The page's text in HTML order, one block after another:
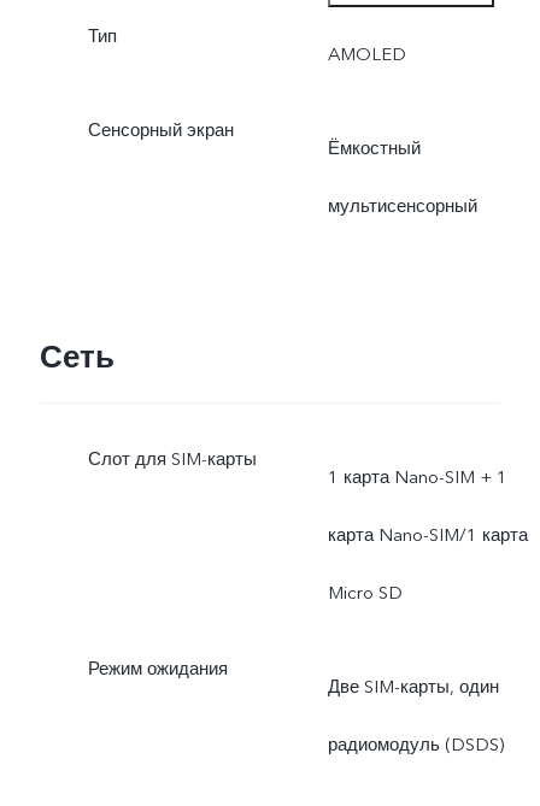
или играх частота
обработка касания могут
незначительно
Тип
AMOLED
Сенсорный экран
Ёмкостный
мультисенсорный
Сеть
Слот для SIM-карты
1 карта Nano-SIM + 1
карта Nano-SIM/1 карта
Micro SD
Режим ожидания
Две SIM-карты, один
радиомодуль (DSDS)